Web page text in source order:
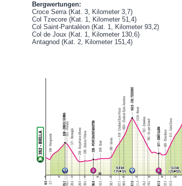
Bergwertungen:
Croce Serra (Kat. 3, Kilometer 3,7)
Col Tzecore (Kat. 1, Kilometer 51,4)
Col Saint-Pantaléon (Kat. 1, Kilometer 93,2)
Col de Joux (Kat. 1, Kilometer 130,6)
Antagnod (Kat. 2, Kilometer 151,4)